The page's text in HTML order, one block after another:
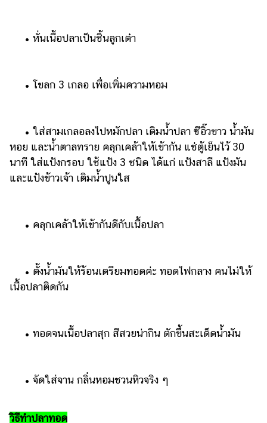
ทอง
แต่งงาน
Infographic
แอปฯ
ออนไลน์
เลข
• หั่นเนื้อปลาเป็นชิ้นลูกเต๋า
• โขลก 3 เกลอ เพื่อเพิ่มความหอม
• ใส่สามเกลอลงไปหมักปลา เติมน้ำปลา ซีอิ๊วขาว น้ำมัน
หอย และน้ำตาลทราย คลุกเคล้าให้เข้ากัน แช่ตู้เย็นไว้ 30
นาที ใส่แป้งกรอบ ใช้แป้ง 3 ชนิด ได้แก่ แป้งสาลี แป้งมัน
และแป้งข้าวเจ้า เติมน้ำปูนใส
• คลุกเคล้าให้เข้ากันดีกับเนื้อปลา
• ตั้งน้ำมันให้ร้อนเตรียมทอดค่ะ ทอดไฟกลาง คนไม่ให้
เนื้อปลาติดกัน
• ทอดจนเนื้อปลาสุก สีสวยน่ากิน ตักขึ้นสะเด็ดน้ำมัน
• จัดใส่จาน กลิ่นหอมชวนหิวจริง ๆ
วิธีทำปลาทอด